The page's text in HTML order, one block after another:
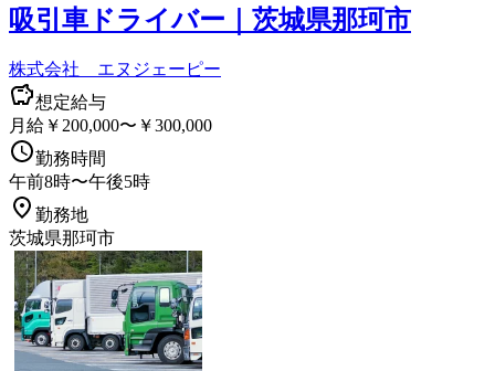
吸引車ドライバー｜茨城県那珂市
株式会社 エヌジェーピー
想定給与
月給￥200,000〜￥300,000
勤務時間
午前8時〜午後5時
勤務地
茨城県那珂市